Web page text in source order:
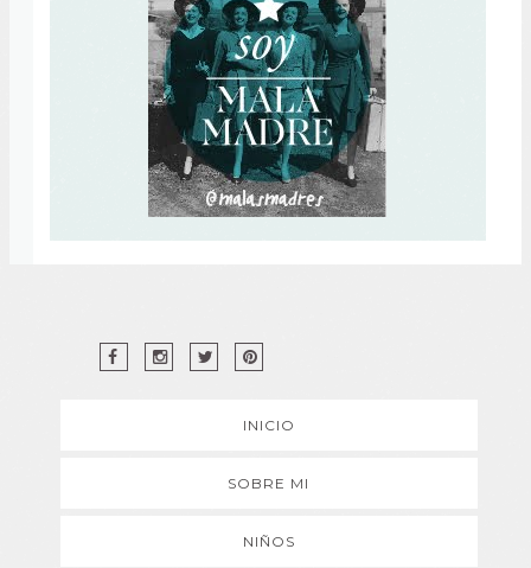
INICIO
SOBRE MI
NIÑOS